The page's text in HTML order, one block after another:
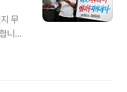
무
니다.
글프